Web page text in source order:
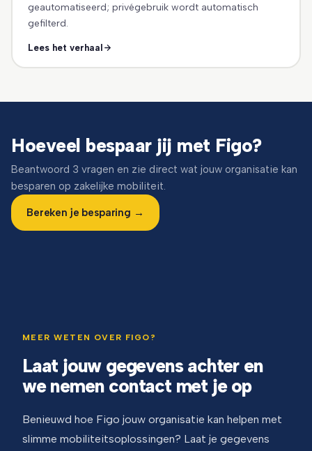
geautomatiseerd; privégebruik wordt automatisch
gefilterd.
Lees het verhaal
Hoeveel bespaar jij met Figo?
Beantwoord 3 vragen en zie direct wat jouw organisatie kan
besparen op zakelijke mobiliteit.
Bereken je besparing →
MEER WETEN OVER FIGO?
Laat jouw gegevens achter en
we nemen contact met je op
Benieuwd hoe Figo jouw organisatie kan helpen met
slimme mobiliteitsoplossingen? Laat je gegevens